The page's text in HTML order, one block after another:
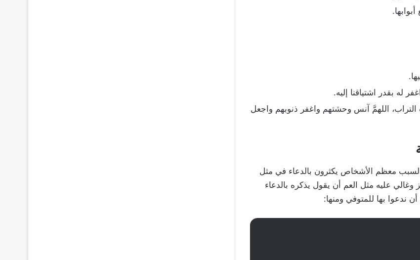
له بقدر اشتياقنا إليه.
اللهمَّ آنس وحشتهم واغفر ذنوبهم واجعل
معظم الأشخاص يكثرون بالدعاء في مثل
عليه مثل العم أن يقول يذكره بالدعاء
ندعوا بها للمتوفي ومنها: